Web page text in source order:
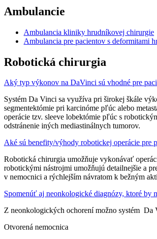
Ambulancie
Ambulancia kliniky hrudníkovej chirurgie
Ambulancia pre pacientov s deformitami
Robotická chirurgia
Aký typ výkonov na DaVinci sú vhodné pre
Systém Da Vinci sa využíva pri širokej škále
segmentektómie pri karcinóme pľúc alebo
operácie tzv. sleeve lobektómie pľúc s
odstránenie iných mediastinálnych tumorov.
Aké sú benefity/výhody robotickej operácie pre
Robotická chirurgia umožňuje vykonávať
robotickými nástrojmi umožňujú detailnejšie a
v nemocnici a rýchlejším návratom k bežným
Spomenúť aj neonkologické diagnózy, ktoré by
Z neonkologických ochorení možno systém Da
Otvorená nemocnica